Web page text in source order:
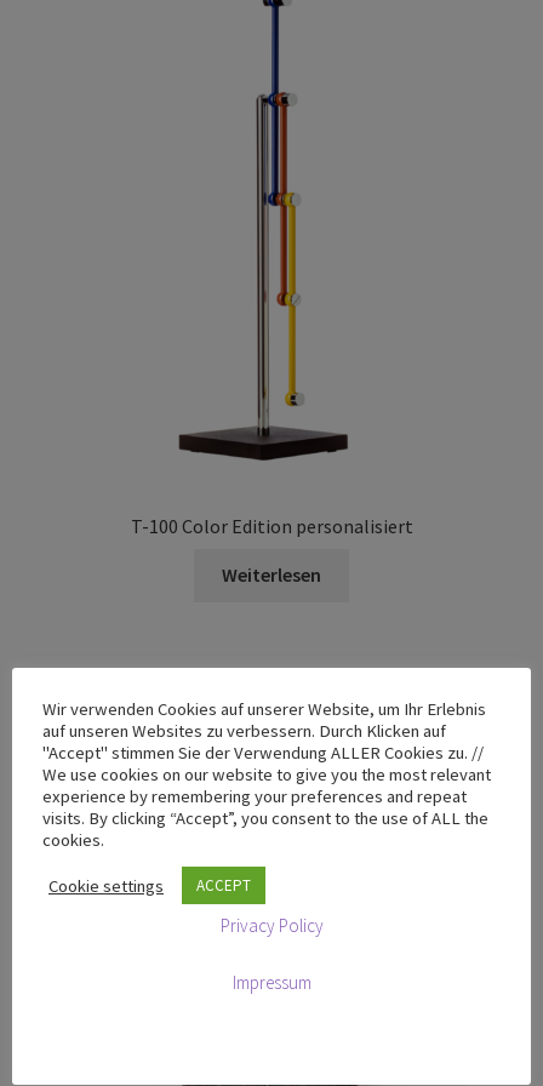
T-100 Color Edition personalisiert
Weiterlesen
Wir verwenden Cookies auf unserer Website, um Ihr Erlebnis
auf unseren Websites zu verbessern. Durch Klicken auf
"Accept" stimmen Sie der Verwendung ALLER Cookies zu. //
We use cookies on our website to give you the most relevant
experience by remembering your preferences and repeat
visits. By clicking “Accept”, you consent to the use of ALL the
cookies.
Cookie settings ACCEPT
Privacy Policy
Impressum